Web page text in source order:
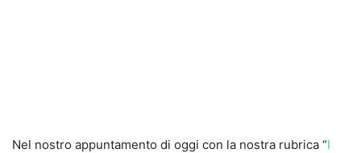
Nel nostro appuntamento di oggi con la nostra rubrica “I